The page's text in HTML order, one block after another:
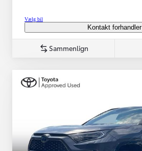
Vælg bil
Kontakt forhandler
Sammenlign